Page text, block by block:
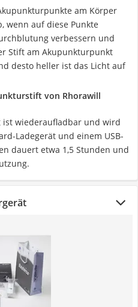
am Körper
wenn auf diese Punkte
verbessern und
Stift am Akupunkturpunkt
desto heller ist das Licht auf
von Rhorawill
wiederaufladbar und wird
Ladegerät und einem USB-
dauert etwa 1,5 Stunden und